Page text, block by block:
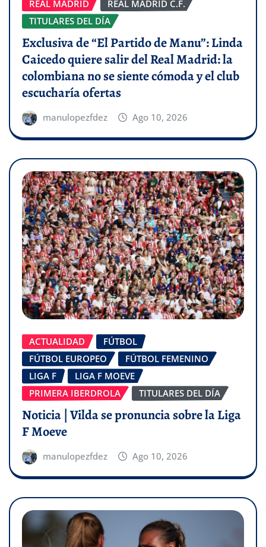
REAL MADRID
REAL MADRID C.F.
TITULARES DEL DÍA
Exclusiva de “El Partido de Manu”: Linda
Caicedo quiere salir del Real Madrid: la
colombiana no se siente cómoda y el club
escucharía ofertas
manulopezfdez Ago 10, 2026
ACTUALIDAD
FÚTBOL
FÚTBOL EUROPEO
FÚTBOL FEMENINO
LIGA F
LIGA F MOEVE
PRIMERA IBERDROLA
TITULARES DEL DÍA
Noticia | Vilda se pronuncia sobre la Liga
F Moeve
manulopezfdez Ago 10, 2026